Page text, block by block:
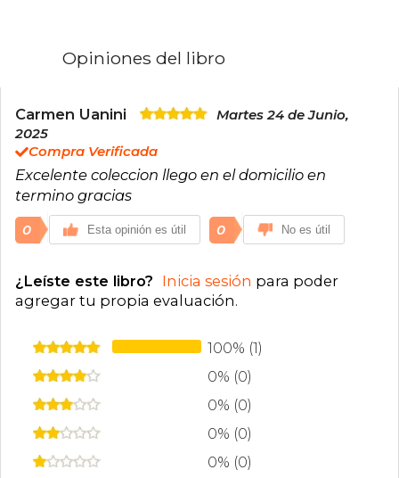
Opiniones del libro
Carmen Uanini
Martes 24 de Junio,
2025
Compra Verificada
Excelente coleccion llego en el domicilio en
termino gracias
0 Esta opinión es útil 0 No es útil
¿Leíste este libro? Inicia sesión para poder
agregar tu propia evaluación.
100% (1)
0% (0)
0% (0)
0% (0)
0% (0)